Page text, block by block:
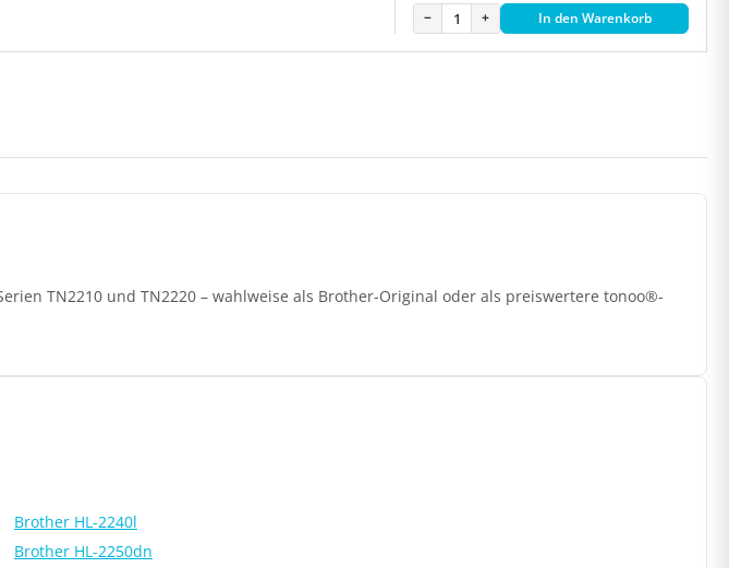
− + In den Warenkorb
TN2210 und TN2220 – wahlweise als Brother-Original oder als preiswertere tonoo®-
Brother HL-2240l
Brother HL-2250dn